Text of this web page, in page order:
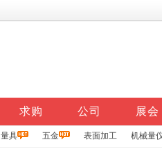
求购 公司 展会
量具 五金 表面加工 机械量